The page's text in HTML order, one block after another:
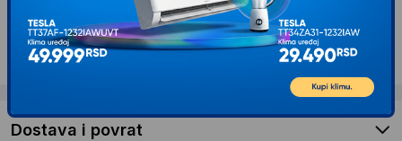
Opis proizvoda MoMi Kolica Estelle Dakar
Jung WOSP00022
Dostava i povrat